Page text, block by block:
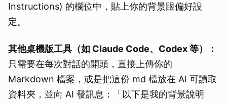
Instructions) 的欄位中，貼上你的背景跟偏好設
定。
其他桌機版工具（如 Claude Code、Codex 等）：
只需要在每次對話的開頭，直接上傳你的
Markdown 檔案，或是把這份 md 檔放在 AI 可讀取
資料夾，並向 AI 發訊息：「以下是我的背景說明